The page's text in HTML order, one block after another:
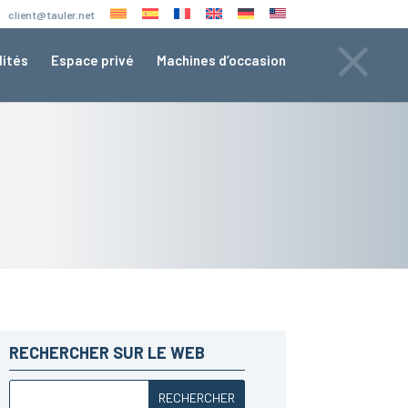
client@tauler.net
Espace privé Machines d’occasion
RECHERCHER SUR LE WEB
×